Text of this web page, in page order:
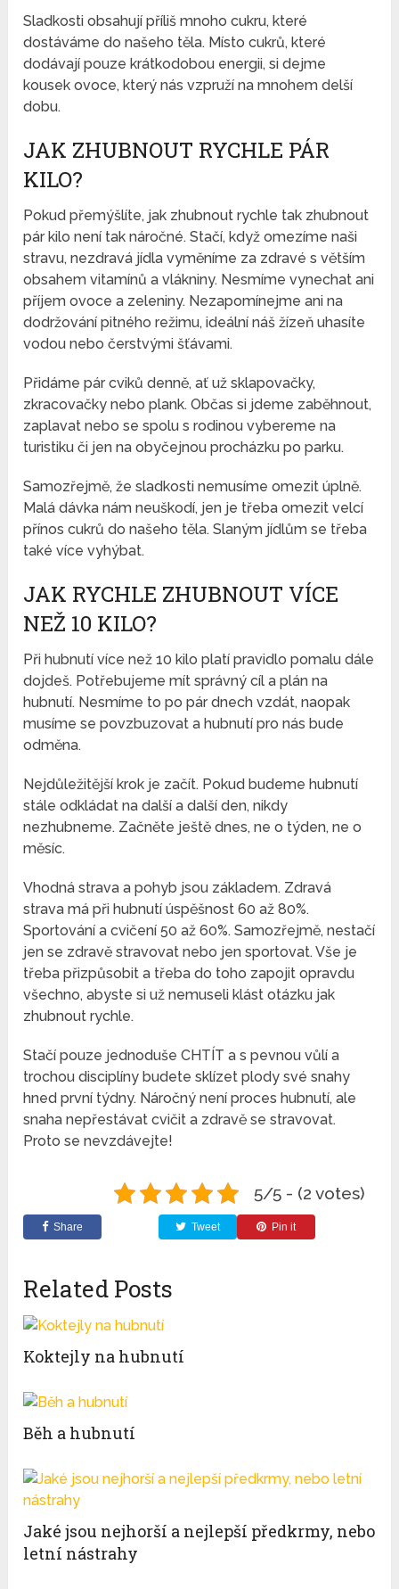
Sladkosti obsahují příliš mnoho cukru, které
dostáváme do našeho těla. Místo cukrů, které
dodávají pouze krátkodobou energii, si dejme
kousek ovoce, který nás vzpruží na mnohem delší
dobu.
JAK ZHUBNOUT RYCHLE PÁR
KILO?
Pokud přemýšlíte, jak zhubnout rychle tak zhubnout
pár kilo není tak náročné. Stačí, když omezíme naši
stravu, nezdravá jídla vyměníme za zdravé s větším
obsahem vitamínů a vlákniny. Nesmíme vynechat ani
příjem ovoce a zeleniny. Nezapomínejme ani na
dodržování pitného režimu, ideální náš žízeň uhasíte
vodou nebo čerstvými šťávami.
Přidáme pár cviků denně, ať už sklapovačky,
zkracovačky nebo plank. Občas si jdeme zaběhnout,
zaplavat nebo se spolu s rodinou vybereme na
turistiku či jen na obyčejnou procházku po parku.
Samozřejmě, že sladkosti nemusíme omezit úplně.
Malá dávka nám neuškodí, jen je třeba omezit velcí
přínos cukrů do našeho těla. Slaným jídlům se třeba
také více vyhýbat.
JAK RYCHLE ZHUBNOUT VÍCE
NEŽ 10 KILO?
Při hubnutí více než 10 kilo platí pravidlo pomalu dále
dojdeš. Potřebujeme mít správný cíl a plán na
hubnutí. Nesmíme to po pár dnech vzdát, naopak
musíme se povzbuzovat a hubnutí pro nás bude
odměna.
Nejdůležitější krok je začít. Pokud budeme hubnutí
stále odkládat na další a další den, nikdy
nezhubneme. Začněte ještě dnes, ne o týden, ne o
měsíc.
Vhodná strava a pohyb jsou základem. Zdravá
strava má při hubnutí úspěšnost 60 až 80%.
Sportování a cvičení 50 až 60%. Samozřejmě, nestačí
jen se zdravě stravovat nebo jen sportovat. Vše je
třeba přizpůsobit a třeba do toho zapojit opravdu
všechno, abyste si už nemuseli klást otázku jak
zhubnout rychle.
Stačí pouze jednoduše CHTÍT a s pevnou vůlí a
trochou disciplíny budete sklízet plody své snahy
hned první týdny. Náročný není proces hubnutí, ale
snaha nepřestávat cvičit a zdravě se stravovat.
Proto se nevzdávejte!
5/5 - (2 votes)
Share Tweet Pin it
Related Posts
Koktejly na hubnutí
Běh a hubnutí
Jaké jsou nejhorší a nejlepší předkrmy, nebo
letní nástrahy